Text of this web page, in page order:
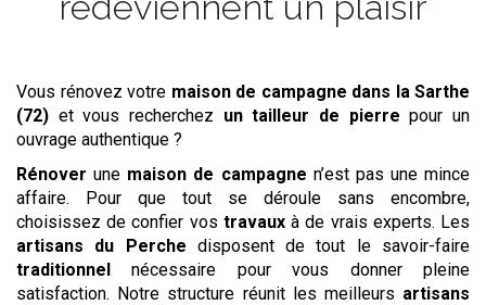
Vous rénovez votre maison de campagne dans la Sarthe
(72) et vous recherchez un tailleur de pierre pour un
ouvrage authentique ?
Rénover une maison de campagne n’est pas une mince
affaire. Pour que tout se déroule sans encombre,
choisissez de confier vos travauxà de vrais experts. Les
artisans du Perche disposent de tout le savoir-faire
traditionnel nécessaire pour vous donner pleine
satisfaction. Notre structure réunit les meilleurs artisans